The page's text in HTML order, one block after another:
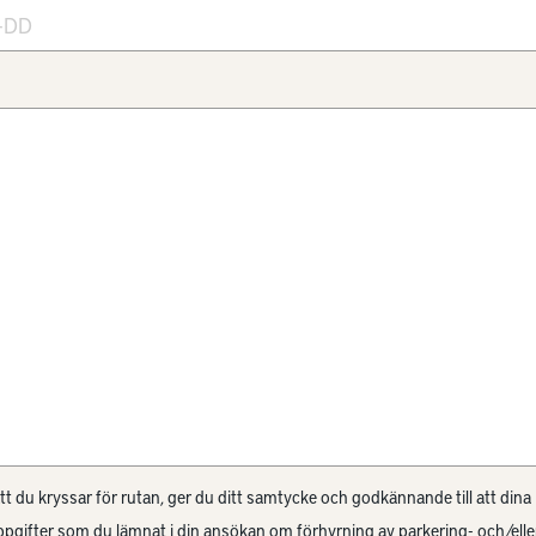
du kryssar för rutan, ger du ditt samtycke och godkännande till att dina
som du lämnat i din ansökan om förhyrning av parkering- och/